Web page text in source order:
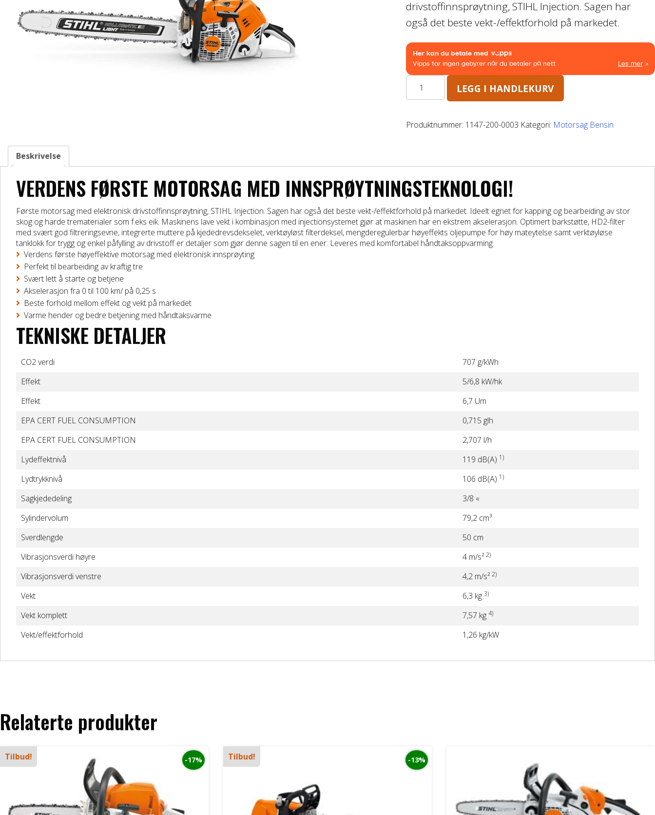
var:
kr23.590,00.
er:
kr19.990,00.
drivstoffinnsprøytning, STIHL Injection. Sagen har
også det beste vekt-/effektforhold på markedet.
LEGG I HANDLEKURV
Produktnummer: 1147-200-0003 Kategori: Motorsag Bensin
Beskrivelse
VERDENS FØRSTE MOTORSAG MED INNSPRØYTNINGSTEKNOLOGI!
Første motorsag med elektronisk drivstoffinnsprøytning, STIHL Injection. Sagen har også det beste vekt-/effektforhold på markedet. Ideelt egnet for kapping og bearbeiding av stor
skog og harde trematerialer som f.eks eik. Maskinens lave vekt i kombinasjon med injectionsystemet gjør at maskinen har en ekstrem akselerasjon. Optimert barkstøtte, HD2-filter
med svært god filtreringsevne, integrerte muttere på kjededrevsdekselet, verktøyløst filterdeksel, mengderegulerbar høyeffekts oljepumpe for høy mateytelse samt verktøyløse
tanklokk for trygg og enkel påfylling av drivstoff er detaljer som gjør denne sagen til en ener. Leveres med komfortabel håndtaksoppvarming.
Verdens første høyeffektive motorsag med elektronisk innsprøyting
Perfekt til bearbeiding av kraftig tre
Svært lett å starte og betjene
Akselerasjon fra 0 til 100 km/ på 0,25 s
Beste forhold mellom effekt og vekt på markedet
Varme hender og bedre betjening med håndtaksvarme
TEKNISKE DETALJER
CO2 verdi
707 g/kWh
Effekt
5/6,8 kW/hk
Effekt
6,7 Um
EPA CERT FUEL CONSUMPTION
0,715 glh
EPA CERT FUEL CONSUMPTION
2,707 l/h
Lydeffektnivå
119 dB(A) 1)
Lydtrykknivå 106 dB(A) 1)
Sagkjededeling
3/8 «
Sylindervolum
79,2 cm³
Sverdlengde
50 cm
Vibrasjonsverdi høyre
4 m/s² 2)
Vibrasjonsverdi venstre 4,2 m/s² 2)
Vekt 6,3 kg 3)
Vekt komplett 7,57 kg 4)
Vekt/effektforhold 1,26 kg/kW
Relaterte produkter
Tilbud! -17% Tilbud! -13%